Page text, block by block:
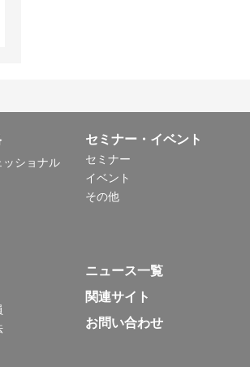
ッショナル
セミナー・イベント
セミナー
イベント
その他
ニュース一覧
関連サイト
お問い合わせ